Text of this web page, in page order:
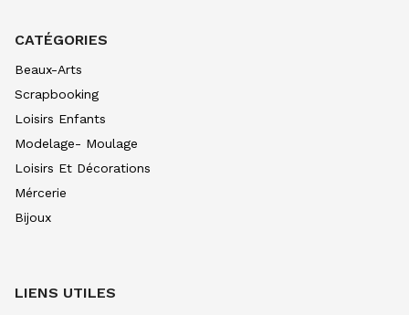
BLEU COB VERIT 307
AQUARELLE EXTRA FINE TUBE 10 ML
7.90
BLEU OUTRE CL 312
AQUARELLE EXTRA FINE TUBE 10 ML
CATÉGORIES
Beaux-Arts
Scrapbooking
Loisirs Enfants
Modelage- Moulage
Loisirs Et Décorations
Mércerie
Bijoux
LIENS UTILES